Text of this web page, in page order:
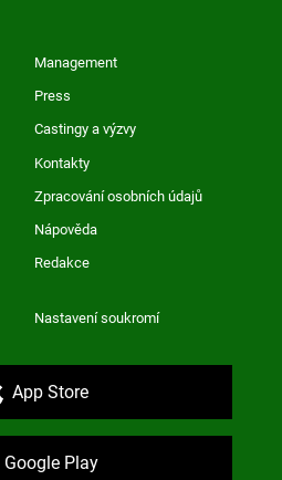
Management
Press
Castingy a výzvy
Kontakty
Zpracování osobních údajů
Nápověda
Redakce
Nastavení soukromí
App Store
Google Play